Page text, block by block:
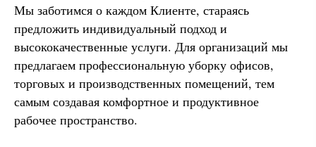
Мы заботимся о каждом Клиенте, стараясь
предложить индивидуальный подход и
высококачественные услуги. Для организаций мы
предлагаем профессиональную уборку офисов,
торговых и производственных помещений, тем
самым создавая комфортное и продуктивное
рабочее пространство.